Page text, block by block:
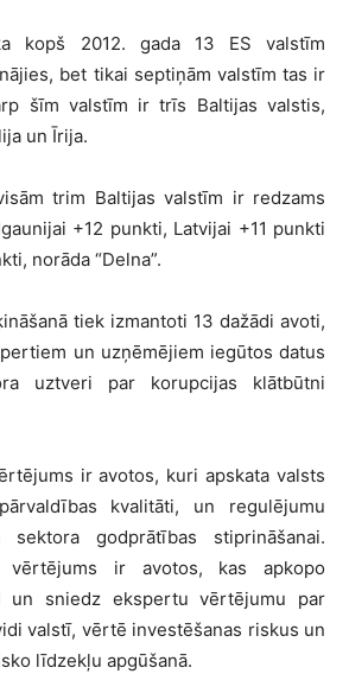
kopš 2012. gada 13 ES valstīm
bet tikai septiņām valstīm tas ir
šīm valstīm ir trīs Baltijas valstis,
un Īrija.
trim Baltijas valstīm ir redzams
+12 punkti, Latvijai +11 punkti
norāda “Delna”.
tiek izmantoti 13 dažādi avoti,
un uzņēmējiem iegūtos datus
uztveri par korupcijas klātbūtni
ir avotos, kuri apskata valsts
kvalitāti, un regulējumu
sektora godprātības stiprināšanai.
vērtējums ir avotos, kas apkopo
un sniedz ekspertu vērtējumu par
valstī, vērtē investēšanas riskus un
līdzekļu apgūšanā.